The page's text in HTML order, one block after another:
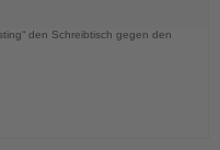
den Schreibtisch gegen den